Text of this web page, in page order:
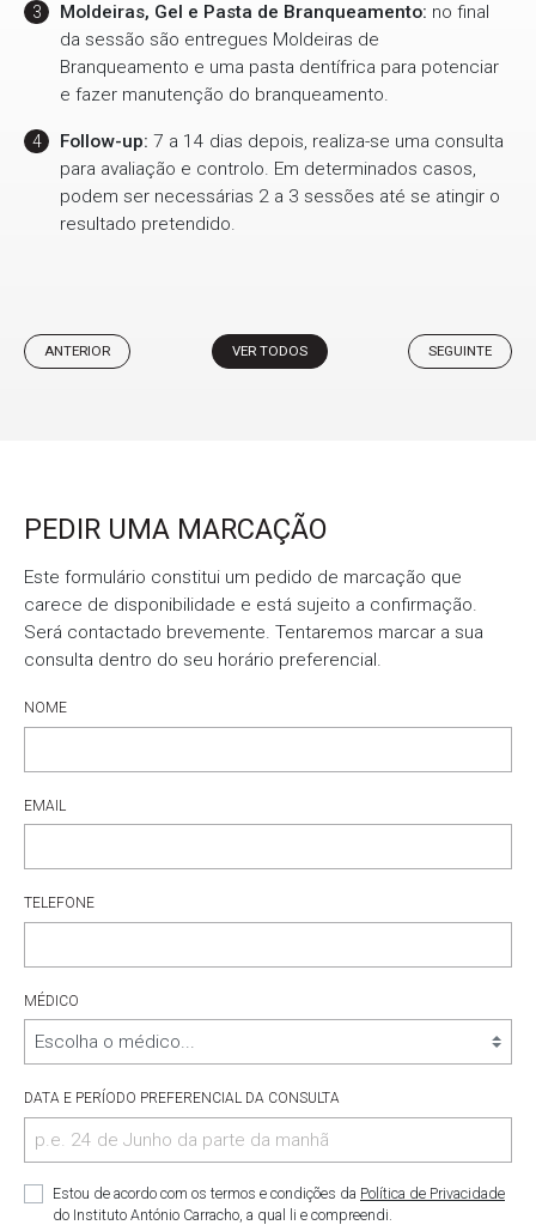
Moldeiras, Gel e Pasta de Branqueamento: no final
da sessão são entregues Moldeiras de
Branqueamento e uma pasta dentífrica para potenciar
e fazer manutenção do branqueamento.
Follow-up: 7 a 14 dias depois, realiza-se uma consulta
para avaliação e controlo. Em determinados casos,
podem ser necessárias 2 a 3 sessões até se atingir o
resultado pretendido.
ANTERIOR VER TODOS SEGUINTE
PEDIR UMA MARCAÇÃO
Este formulário constitui um pedido de marcação que
carece de disponibilidade e está sujeito a confirmação.
Será contactado brevemente. Tentaremos marcar a sua
consulta dentro do seu horário preferencial.
NOME
EMAIL
TELEFONE
MÉDICO
DATA E PERÍODO PREFERENCIAL DA CONSULTA
Estou de acordo com os termos e condições da Política de Privacidade
do Instituto António Carracho, a qual li e compreendi.